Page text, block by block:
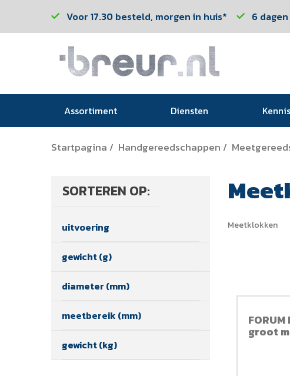
Voor 17.30 besteld, morgen in huis* 6
Assortiment Diensten
Startpagina / Handgereedschappen /
SORTEREN OP:
uitvoering
gewicht (g)
diameter (mm)
meetbereik (mm)
gewicht (kg)
Meetklokken
groot